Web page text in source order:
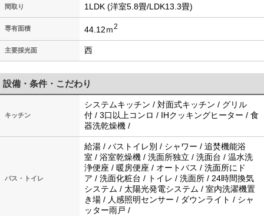
間取り 1LDK (洋室5.8畳/LDK13.3畳)
専有面積 44.12ｍ2
主要採光面 西
設備・条件・こだわり
キッチン
システムキッチン / 対面式キッチン / グリル
付 / 3口以上コンロ / IHクッキングヒーター / 食
器洗乾燥機 /
バス・トイレ
給湯 / バストイレ別 / シャワー / 追焚機能浴
室 / 浴室乾燥機 / 洗面所独立 / 洗面台 / 温水洗
浄便座 / 暖房便座 / オートバス / 洗面所にド
ア / 洗面化粧台 / トイレ / 洗面所 / 24時間換気
システム / 太陽光発電システム / 室内洗濯機置
き場 / 人感照明センサー / ダウンライト / シャ
ッター雨戸 /